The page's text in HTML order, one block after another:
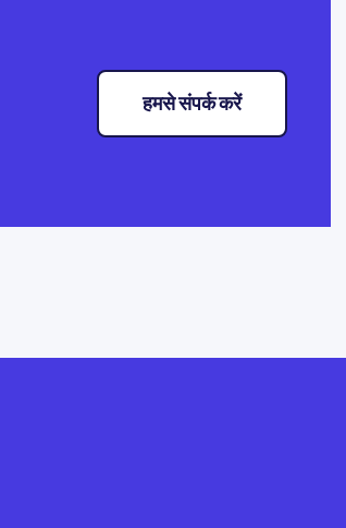
हमसे संपर्क करें